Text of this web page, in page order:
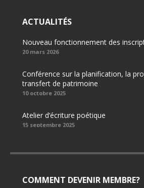
ACTUALITÉS
Nouveau fonctionnement des
20 mars 2026
Conférence sur la planification, la
transfert de patrimoine
10 octobre 2025
Atelier d’écriture poétique
15 septembre 2025
COMMENT DEVENIR MEMBRE?